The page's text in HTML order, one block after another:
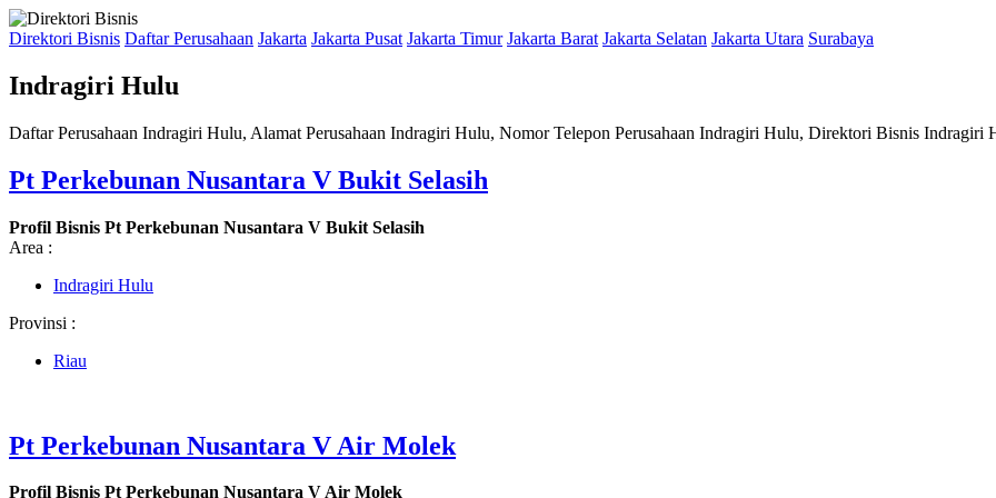
Direktori Bisnis Daftar Perusahaan Jakarta Jakarta Pusat Jakarta Timur Jakarta Barat Jakarta Selatan Jakarta Utara Surabaya
Indragiri Hulu
Daftar Perusahaan Indragiri Hulu, Alamat Perusahaan Indragiri Hulu, Nomor Telepon Perusahaan Indragiri Hulu, Direktori Bisnis Indragiri
Pt Perkebunan Nusantara V Bukit Selasih
Profil Bisnis Pt Perkebunan Nusantara V Bukit Selasih
Area :
Indragiri Hulu
Provinsi :
Riau
Pt Perkebunan Nusantara V Air Molek
Profil Bisnis Pt Perkebunan Nusantara V Air Molek